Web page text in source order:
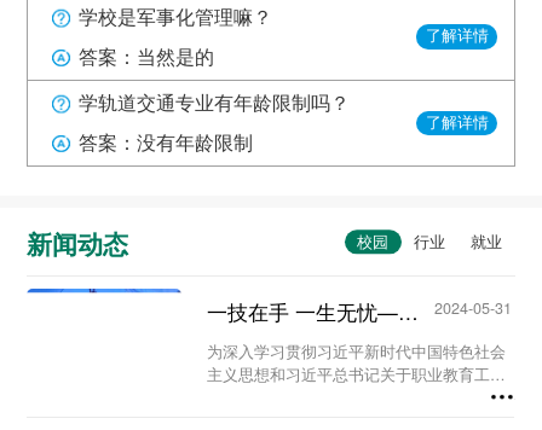
学校是军事化管理嘛？
答案：当然是的
了解详情
学轨道交通专业有年龄限制吗？
答案：没有年龄限制
了解详情
新闻动态
一技在手 一生无忧——甘肃秦陇技工学校职教活动周系列活动...
2024-05-31
为深入学习贯彻习近平新时代中国特色社会
主义思想和习近平总书记关于职业教育工作
的重要指示精神及全国职业教育大会精神，